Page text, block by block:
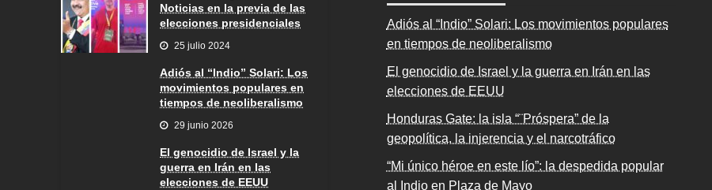
Noticias en la previa de las
elecciones presidenciales
25 julio 2024
Adiós al “Indio” Solari: Los
movimientos populares en
tiempos de neoliberalismo
29 junio 2026
El genocidio de Israel y la
guerra en Irán en las
elecciones de EEUU
Adiós al “Indio” Solari: Los movimientos populares
en tiempos de neoliberalismo
El genocidio de Israel y la guerra en Irán en las
elecciones de EEUU
Honduras Gate: la isla “¨Próspera” de la
geopolítica, la injerencia y el narcotráfico
“Mi único héroe en este lío”: la despedida popular
al Indio en Plaza de Mayo